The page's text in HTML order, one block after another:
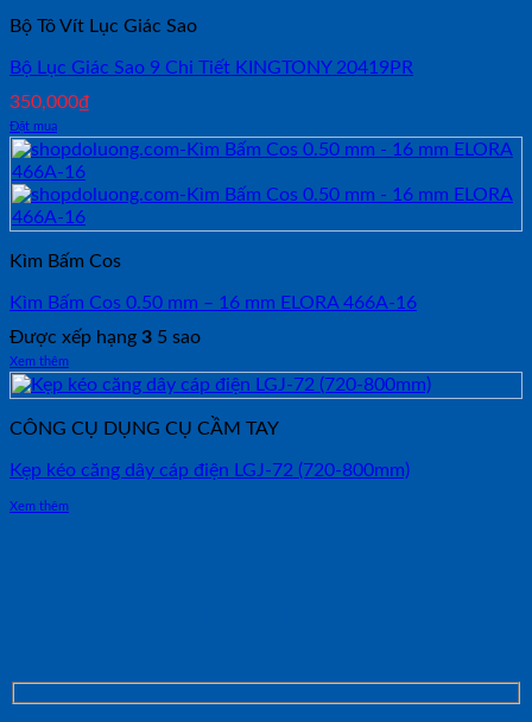
Bộ Tô Vít Lục Giác Sao
Bộ Lục Giác Sao 9 Chi Tiết KINGTONY 20419PR
350,000₫
Đặt mua
Kìm Bấm Cos
Kìm Bấm Cos 0.50 mm – 16 mm ELORA 466A-16
Được xếp hạng 3 5 sao
Xem thêm
CÔNG CỤ DỤNG CỤ CẦM TAY
Kẹp kéo căng dây cáp điện LGJ-72 (720-800mm)
Xem thêm